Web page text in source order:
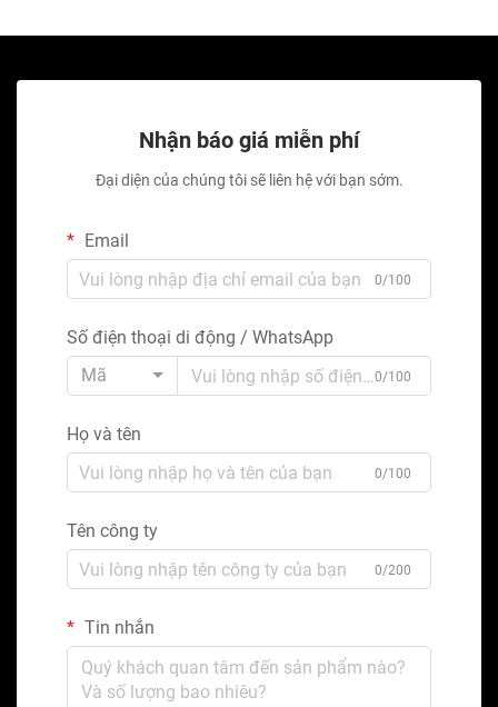
Nhận báo giá miễn phí
Đại diện của chúng tôi sẽ liên hệ với bạn sớm.
Email
0/100
Số điện thoại di động / WhatsApp
Mã
0/100
Họ và tên
0/100
Tên công ty
0/200
Tin nhắn